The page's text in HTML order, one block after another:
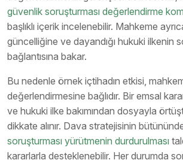
güvenlik soruşturması değerlendirme
başlıklı içerik incelenebilir. Mahkeme
güncelliğine ve dayandığı hukuki ilkenin
bağlantısına bakar.
Bu nedenle örnek içtihadın etkisi,
değerlendirmesine bağlıdır. Bir emsal
ve hukuki ilke bakımından dosyayla
dikkate alınır. Dava stratejisinin
soruşturması yürütmenin durdurulması
kararlarla desteklenebilir. Her durumda